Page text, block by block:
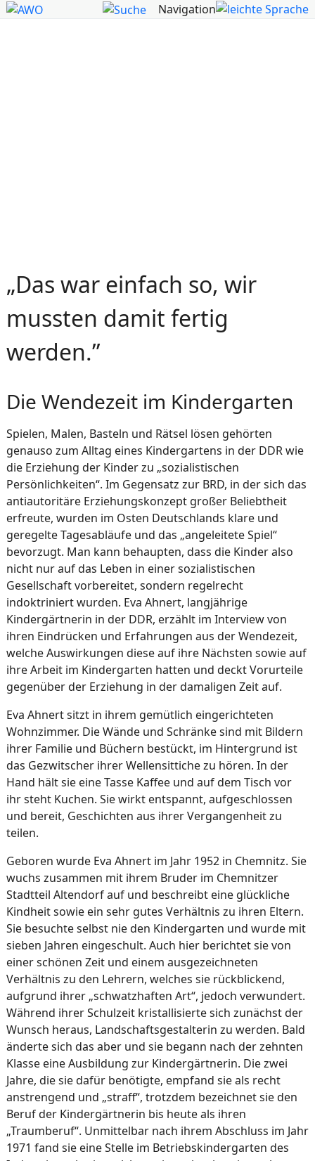
Navigation
„Das war einfach so, wir
mussten damit fertig
werden.”
Die Wendezeit im Kindergarten
Spielen, Malen, Basteln und Rätsel lösen gehörten
genauso zum Alltag eines Kindergartens in der DDR wie
die Erziehung der Kinder zu „sozialistischen
Persönlichkeiten“. Im Gegensatz zur BRD, in der sich das
antiautoritäre Erziehungskonzept großer Beliebtheit
erfreute, wurden im Osten Deutschlands klare und
geregelte Tagesabläufe und das „angeleitete Spiel“
bevorzugt. Man kann behaupten, dass die Kinder also
nicht nur auf das Leben in einer sozialistischen
Gesellschaft vorbereitet, sondern regelrecht
indoktriniert wurden. Eva Ahnert, langjährige
Kindergärtnerin in der DDR, erzählt im Interview von
ihren Eindrücken und Erfahrungen aus der Wendezeit,
welche Auswirkungen diese auf ihre Nächsten sowie auf
ihre Arbeit im Kindergarten hatten und deckt Vorurteile
gegenüber der Erziehung in der damaligen Zeit auf.
Eva Ahnert sitzt in ihrem gemütlich eingerichteten
Wohnzimmer. Die Wände und Schränke sind mit Bildern
ihrer Familie und Büchern bestückt, im Hintergrund ist
das Gezwitscher ihrer Wellensittiche zu hören. In der
Hand hält sie eine Tasse Kaffee und auf dem Tisch vor
ihr steht Kuchen. Sie wirkt entspannt, aufgeschlossen
und bereit, Geschichten aus ihrer Vergangenheit zu
teilen.
Geboren wurde Eva Ahnert im Jahr 1952 in Chemnitz. Sie
wuchs zusammen mit ihrem Bruder im Chemnitzer
Stadtteil Altendorf auf und beschreibt eine glückliche
Kindheit sowie ein sehr gutes Verhältnis zu ihren Eltern.
Sie besuchte selbst nie den Kindergarten und wurde mit
sieben Jahren eingeschult. Auch hier berichtet sie von
einer schönen Zeit und einem ausgezeichneten
Verhältnis zu den Lehrern, welches sie rückblickend,
aufgrund ihrer „schwatzhaften Art“, jedoch verwundert.
Während ihrer Schulzeit kristallisierte sich zunächst der
Wunsch heraus, Landschaftsgestalterin zu werden. Bald
änderte sich das aber und sie begann nach der zehnten
Klasse eine Ausbildung zur Kindergärtnerin. Die zwei
Jahre, die sie dafür benötigte, empfand sie als recht
anstrengend und „straff“, trotzdem bezeichnet sie den
Beruf der Kindergärtnerin bis heute als ihren
„Traumberuf“. Unmittelbar nach ihrem Abschluss im Jahr
1971 fand sie eine Stelle im Betriebskindergarten des